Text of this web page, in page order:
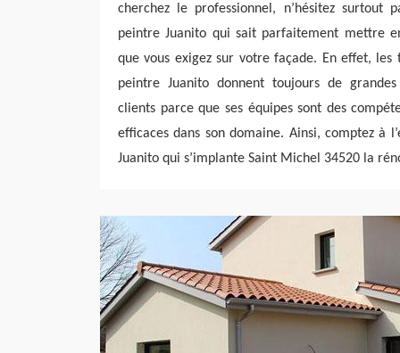
cherchez le professionnel, n’hésitez surtout
peintre Juanito qui sait parfaitement mettre
que vous exigez sur votre façade. En effet,
peintre Juanito donnent toujours de
clients parce que ses équipes sont des
efficaces dans son domaine. Ainsi, comptez à
Juanito qui s’implante Saint Michel 34520 la